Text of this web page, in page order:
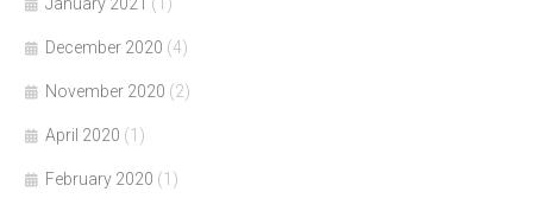
December 2020 (4)
November 2020 (2)
April 2020 (1)
February 2020 (1)